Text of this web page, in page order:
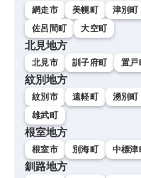
網走市 美幌町 津別町
佐呂間町
大空町
北見地方
北見市 訓子府町 置戸
紋別地方
紋別市 遠軽町 湧別町
雄武町
根室地方
根室市 別海町 中標津
釧路地方